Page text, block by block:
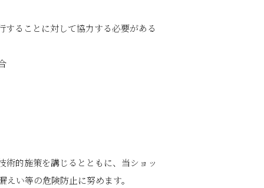
ることに対して協力する必要がある
的施策を講じるとともに、当ショッ
い等の危険防止に努めます。